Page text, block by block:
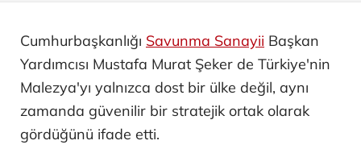
Cumhurbaşkanlığı Savunma Sanayii Başkan
Yardımcısı Mustafa Murat Şeker de Türkiye'nin
Malezya'yı yalnızca dost bir ülke değil, aynı
zamanda güvenilir bir stratejik ortak olarak
gördüğünü ifade etti.